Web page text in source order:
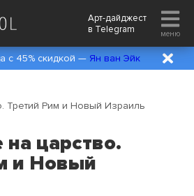
Арт-дайджест
в Telegram меню
с 45% скидкой — Ян ван Эйк
Третий Рим и Новый Израиль
царство.
и Новый